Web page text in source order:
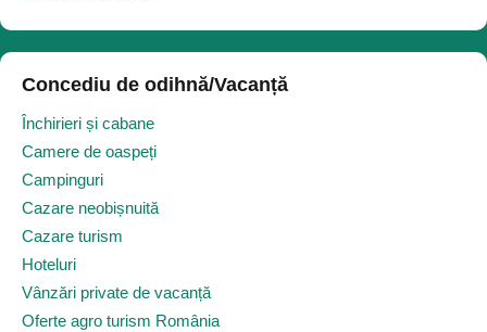
Concediu de odihnă/Vacanță
Închirieri și cabane
Camere de oaspeți
Campinguri
Cazare neobișnuită
Cazare turism
Hoteluri
Vânzări private de vacanță
Oferte agro turism România